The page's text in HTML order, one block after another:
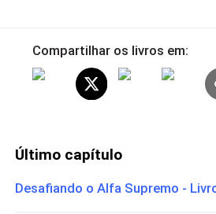
Compartilhar os livros em:
Último capítulo
Desafiando o Alfa Supremo -